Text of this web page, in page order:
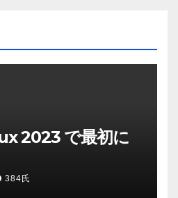
2023 で最初に
384氏